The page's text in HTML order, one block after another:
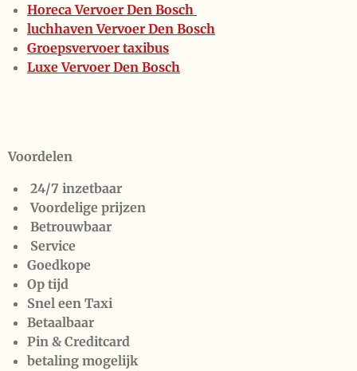
Horeca Vervoer Den Bosch
luchhaven Vervoer Den Bosch
Groepsvervoer taxibus
Luxe Vervoer Den Bosch
Voordelen
24/7 inzetbaar
Voordelige prijzen
Betrouwbaar
Service
Goedkope
Op tijd
Snel een Taxi
Betaalbaar
Pin & Creditcard
betaling mogelijk